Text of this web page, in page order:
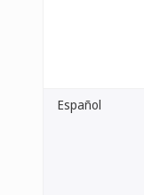
Español